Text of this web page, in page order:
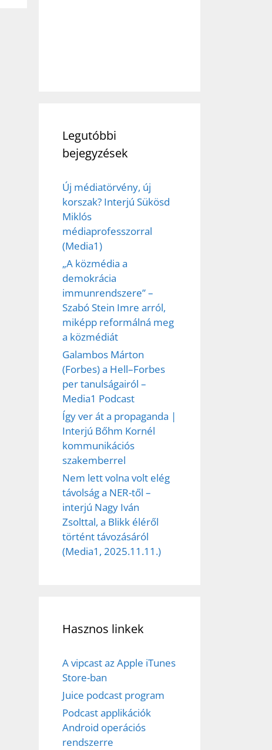
Legutóbbi
bejegyzések
Új médiatörvény, új
korszak? Interjú Sükösd
Miklós
médiaprofesszorral
(Media1)
„A közmédia a
demokrácia
immunrendszere” –
Szabó Stein Imre arról,
miképp reformálná meg
a közmédiát
Galambos Márton
(Forbes) a Hell–Forbes
per tanulságairól –
Media1 Podcast
Így ver át a propaganda |
Interjú Bőhm Kornél
kommunikációs
szakemberrel
Nem lett volna volt elég
távolság a NER-től –
interjú Nagy Iván
Zsolttal, a Blikk éléről
történt távozásáról
(Media1, 2025.11.11.)
Hasznos linkek
A vipcast az Apple iTunes
Store-ban
Juice podcast program
Podcast applikációk
Android operációs
rendszerre